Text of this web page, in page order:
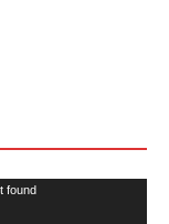
found